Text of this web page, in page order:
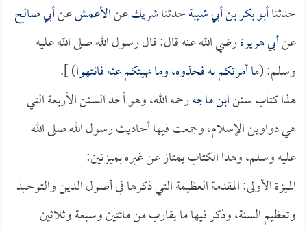
حدثناأبو بكر بن أبي شيبةحدثناشريكعنالأعمشعنأبي صالح
عنأبي هريرةرضي الله عنه قال: قال رسول الله صلى الله عليه
وسلم: (ما أمرتكم به فخذوه، وما نهيتكم عنه فانتهوا) ].
هذا كتاب سننابن ماجهرحمه الله، وهو أحد السنن الأربعة التي
هي دواوين الإسلام، وجمعت فيها أحاديث رسول الله صلى الله
عليه وسلم، وهذا الكتاب يمتاز عن غيره بميزتين:
الميزة الأولى: المقدمة العظيمة التي ذكرها في أصول الدين والتوحيد
وتعظيم السنة، وذكر فيها ما يقارب من مائتين وسبعة وثلاثين